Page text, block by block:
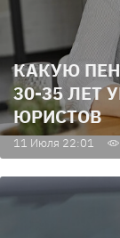
КАКУЮ
30-35 ЛЕТ
ЮРИСТОВ
11 Июля 22:01